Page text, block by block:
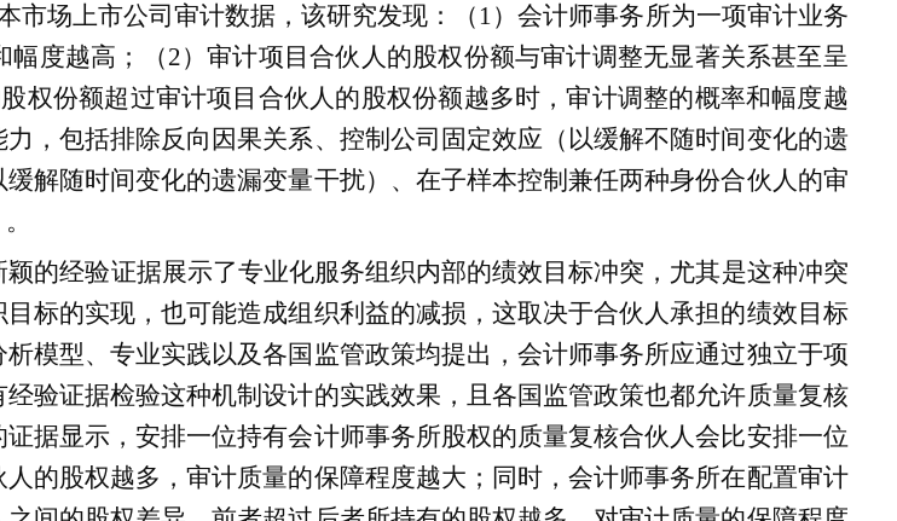
市场上市公司审计数据，该研究发现：（ 1）会计师事务所为一项审计业务
幅度越高；（2）审计项目合伙人的股权份额与审计调整无显著关系甚至呈
权份额超过审计项目合伙人的股权份额越多时，审计调整的概率和幅度越
，包括排除反向因果关系、控制公司固定效应（以缓解不随时间变化的遗
解随时间变化的遗漏变量干扰）、在子样本控制兼任两种身份合伙人的审
的经验证据展示了专业化服务组织内部的绩效目标冲突，尤其是这种冲突
标的实现，也可能造成组织利益的减损，这取决于合伙人承担的绩效目标
模型、专业实践以及各国监管政策均提出，会计师事务所应通过独立于项
验证据检验这种机制设计的实践效果，且各国监管政策也都允许质量复核
据显示，安排一位持有会计师事务所股权的质量复核合伙人会比安排一位
的股权越多，审计质量的保障程度越大；同时，会计师事务所在配置审计